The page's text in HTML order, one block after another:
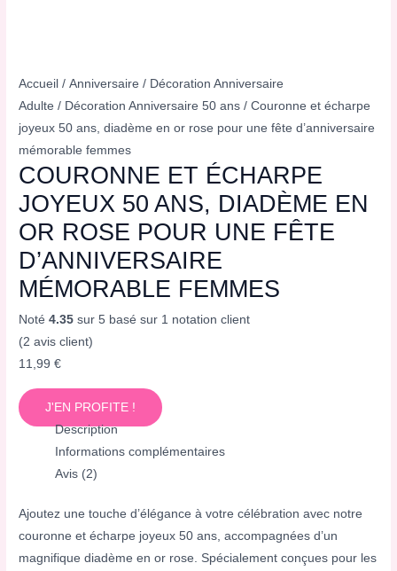
Accueil /Anniversaire / Décoration Anniversaire
Adulte / Décoration Anniversaire 50 ans / Couronne et écharpe
joyeux 50 ans, diadème en or rose pour une fête d’anniversaire
mémorable femmes
COURONNE ET ÉCHARPE
JOYEUX 50 ANS, DIADÈME EN
OR ROSE POUR UNE FÊTE
D’ANNIVERSAIRE
MÉMORABLE FEMMES
Noté4.35 sur 5 basé sur 1 notation client
(2 avis client)
11,99€
J'EN PROFITE !
Description
Informations complémentaires
Avis (2)
Ajoutez une touche d’élégance à votre célébration avec notre
couronne et écharpe joyeux 50 ans, accompagnées d’un
magnifique diadème en or rose. Spécialement conçues pour les